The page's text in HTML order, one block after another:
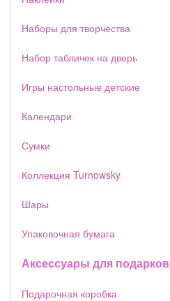
Наборы для творчества
Набор табличек на дверь
Игры настольные детские
Календари
Сумки
Коллекция Turnowsky
Шары
Упаковочная бумага
Аксессуары для подарков
Подарочная коробка